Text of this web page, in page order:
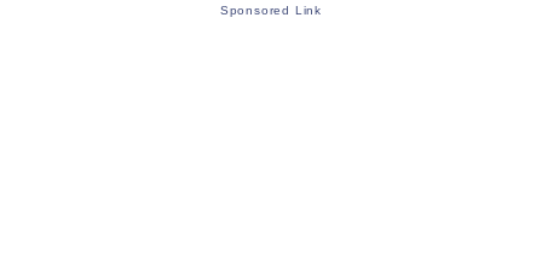
Sponsored Link